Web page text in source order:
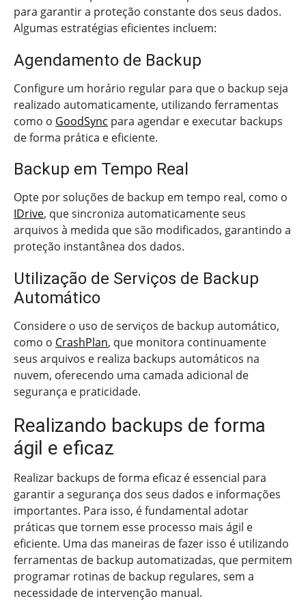
para garantir a proteção constante dos seus dados.
Algumas estratégias eficientes incluem:
Agendamento de Backup
Configure um horário regular para que o backup seja
realizado automaticamente, utilizando ferramentas
como o GoodSync para agendar e executar backups
de forma prática e eficiente.
Backup em Tempo Real
Opte por soluções de backup em tempo real, como o
IDrive, que sincroniza automaticamente seus
arquivos à medida que são modificados, garantindo a
proteção instantânea dos dados.
Utilização de Serviços de Backup
Automático
Considere o uso de serviços de backup automático,
como o CrashPlan, que monitora continuamente
seus arquivos e realiza backups automáticos na
nuvem, oferecendo uma camada adicional de
segurança e praticidade.
Realizando backups de forma
ágil e eficaz
Realizar backups de forma eficaz é essencial para
garantir a segurança dos seus dados e informações
importantes. Para isso, é fundamental adotar
práticas que tornem esse processo mais ágil e
eficiente. Uma das maneiras de fazer isso é utilizando
ferramentas de backup automatizadas, que permitem
programar rotinas de backup regulares, sem a
necessidade de intervenção manual.